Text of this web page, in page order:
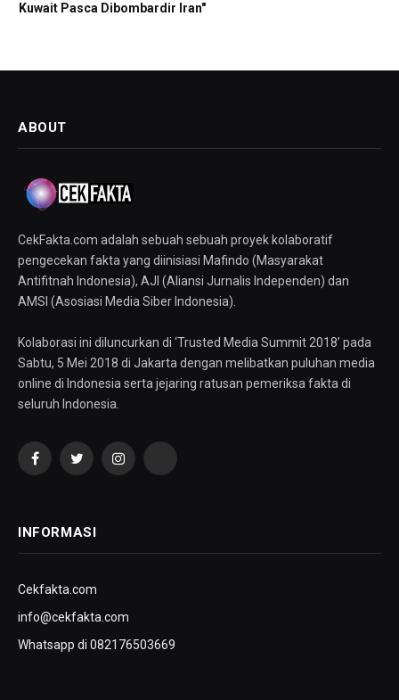
Kuwait Pasca Dibombardir Iran"
ABOUT
CekFakta.com adalah sebuah sebuah proyek kolaboratif
pengecekan fakta yang diinisiasi Mafindo (Masyarakat
Antifitnah Indonesia), AJI (Aliansi Jurnalis Independen) dan
AMSI (Asosiasi Media Siber Indonesia).
Kolaborasi ini diluncurkan di ‘Trusted Media Summit 2018’ pada
Sabtu, 5 Mei 2018 di Jakarta dengan melibatkan puluhan media
online di Indonesia serta jejaring ratusan pemeriksa fakta di
seluruh Indonesia.
FacebookTwitterInstagramYouTube
INFORMASI
Cekfakta.com
info@cekfakta.com
Whatsapp di 082176503669